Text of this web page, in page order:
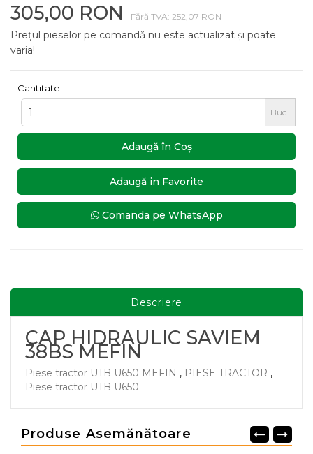
305,00 RON Fără TVA: 252,07 RON
Prețul pieselor pe comandă nu este actualizat și poate
varia!
Cantitate
Buc
Adaugă în Coş
Adaugă in Favorite
Comanda pe WhatsApp
Descriere
CAP HIDRAULIC SAVIEM
38BS MEFIN
Piese tractor UTB U650 MEFIN , PIESE TRACTOR ,
Piese tractor UTB U650
Produse Asemănătoare